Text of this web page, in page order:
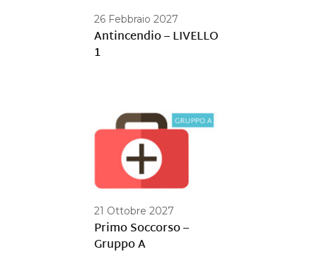
26 Febbraio 2027
Antincendio – LIVELLO
1
21 Ottobre 2027
Primo Soccorso –
Gruppo A